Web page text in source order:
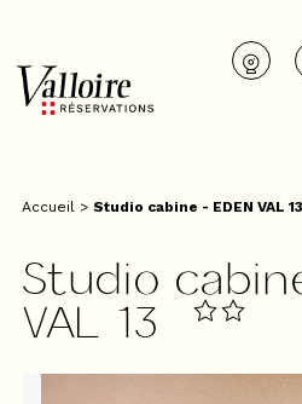
Accueil > Studio cabine - EDEN VAL 13
Studio
VAL 13